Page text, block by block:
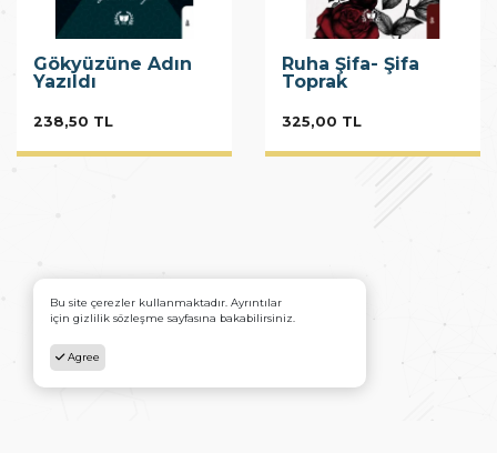
Gökyüzüne Adın
Yazıldı
238,50 TL
Ruha Şifa- Şifa
Toprak
325,00 TL
Bu site çerezler kullanmaktadır. Ayrıntılar
için gizlilik sözleşme sayfasına bakabilirsiniz.
Agree